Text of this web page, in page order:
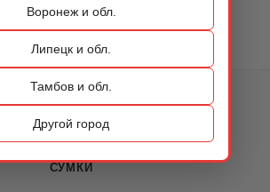
Воронеж и обл.
Липецк и обл.
Тамбов и обл.
Другой город
ОБУВЬ
СУМКИ